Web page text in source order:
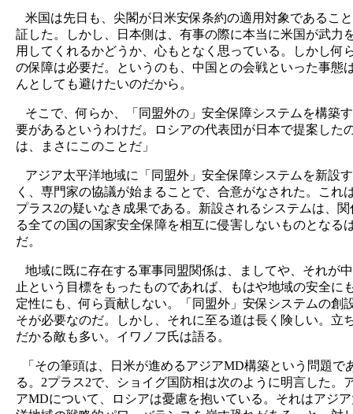
米国は先日も、尖閣が日米安保条約の適用対象であるこ
証した。しかし、日本側は、有事の際に本当に米国が武力
用してくれるかどうか、心もとなく思っている。しかし何
の保障は必要だ。というのも、中国との会戦といった事態
んとしても避けたいのだから。
そこで、何らか、「同盟外の」安全保障システムを構築
要があるというわけだ。ロシアの代表団が日本で提案した
は、まさにこのことだ」
アジア太平洋地域に「同盟外」安全保障システムを新設
く、専門家の協議が始まることで、合意がなされた。これ
プラス2の疑いなき成果である。新設されるシステムは、関
る全ての国の国家安全保障を相互に侵害しないものとなる
だ。
地域に既に存在する軍事同盟関係は、ましてや、それが
止という目標をもったものであれば、もはや地域の安全に
定性にも、何ら貢献しない。「同盟外」安保システムの創
そが必要なのだ。しかし、それに至る道は長く険しい。立
だかる敵も多い。イワノフ氏は語る。
「その筆頭は、日米が進めるアジアMD構築という問題で
る。2プラス2で、ショイグ国防相は次のように明言した。
アMDについて、ロシアは憂慮を抱いている。それはアジ